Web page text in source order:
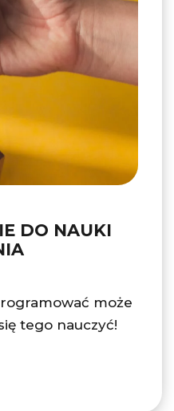
DO NAUKI
może
tego nauczyć!